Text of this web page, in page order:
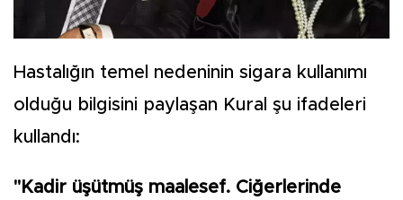
Hastalığın temel nedeninin sigara kullanımı
olduğu bilgisini paylaşan Kural şu ifadeleri
kullandı:
"Kadir üşütmüş maalesef. Ciğerlerinde